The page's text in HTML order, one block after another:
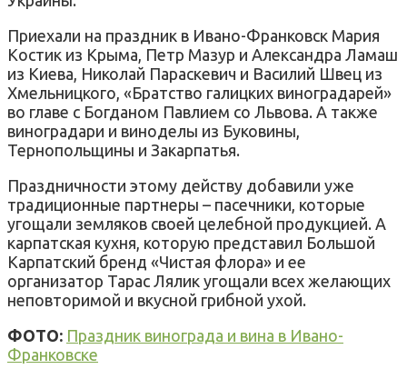
Приехали на праздник в Ивано-Франковск Мария
Костик из Крыма, Петр Мазур и Александра Ламаш
из Киева, Николай Параскевич и Василий Швец из
Хмельницкого, «Братство галицких виноградарей»
во главе с Богданом Павлием со Львова. А также
виноградари и виноделы из Буковины,
Тернопольщины и Закарпатья.
Праздничности этому действу добавили уже
традиционные партнеры – пасечники, которые
угощали земляков своей целебной продукцией. А
карпатская кухня, которую представил Большой
Карпатский бренд «Чистая флора» и ее
организатор Тарас Лялик угощали всех желающих
неповторимой и вкусной грибной ухой.
ФОТО: Праздник винограда и вина в Ивано-
Франковске